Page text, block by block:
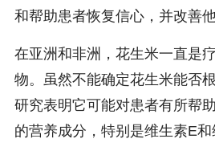
和帮助患者恢复信心，并改善
在亚洲和非洲，花生米一直是
物。虽然不能确定花生米能否
研究表明它可能对患者有所帮
的营养成分，特别是维生素E